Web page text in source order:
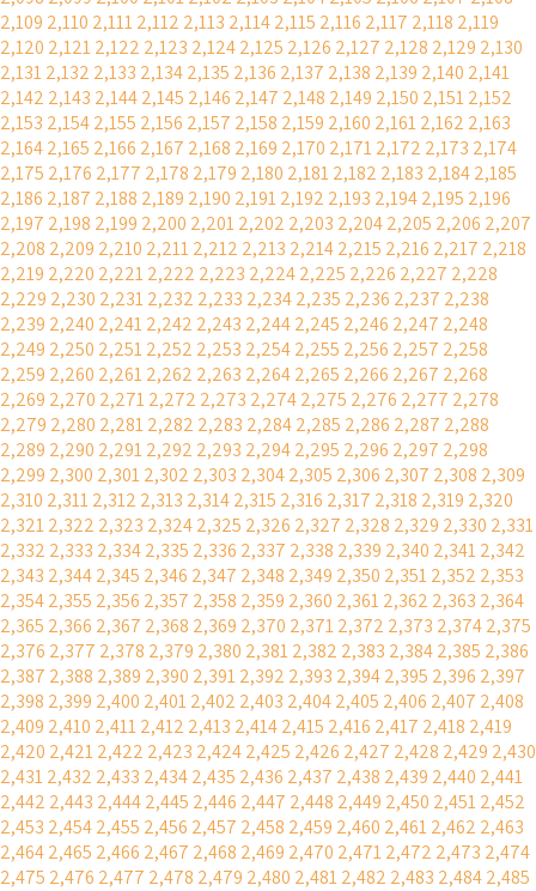
2,109 2,110 2,1112,112 2,113 2,1142,115 2,116 2,117 2,118 2,119
2,120 2,1212,122 2,123 2,1242,125 2,126 2,127 2,128 2,129 2,130
2,1312,132 2,133 2,1342,135 2,136 2,137 2,138 2,139 2,140 2,141
2,142 2,143 2,1442,145 2,146 2,147 2,148 2,149 2,150 2,1512,152
2,153 2,1542,155 2,156 2,157 2,158 2,159 2,160 2,1612,162 2,163
2,1642,165 2,166 2,167 2,168 2,169 2,170 2,1712,172 2,173 2,174
2,175 2,176 2,177 2,178 2,179 2,180 2,1812,182 2,183 2,1842,185
2,186 2,187 2,188 2,189 2,190 2,1912,192 2,193 2,1942,195 2,196
2,197 2,198 2,199 2,200 2,2012,202 2,203 2,2042,205 2,206 2,207
2,208 2,209 2,210 2,2112,212 2,213 2,2142,215 2,216 2,217 2,218
2,219 2,220 2,2212,222 2,223 2,2242,225 2,226 2,227 2,228
2,229 2,230 2,2312,232 2,233 2,2342,235 2,236 2,237 2,238
2,239 2,240 2,2412,242 2,243 2,2442,245 2,246 2,247 2,248
2,249 2,250 2,2512,252 2,253 2,2542,255 2,256 2,257 2,258
2,259 2,260 2,2612,262 2,263 2,2642,265 2,266 2,267 2,268
2,269 2,270 2,2712,272 2,273 2,2742,275 2,276 2,277 2,278
2,279 2,280 2,2812,282 2,283 2,2842,285 2,286 2,287 2,288
2,289 2,290 2,2912,292 2,293 2,2942,295 2,296 2,297 2,298
2,299 2,300 2,3012,302 2,303 2,3042,305 2,306 2,307 2,308 2,309
2,310 2,3112,312 2,313 2,3142,315 2,316 2,317 2,318 2,319 2,320
2,3212,322 2,323 2,3242,325 2,326 2,327 2,328 2,329 2,330 2,331
2,332 2,333 2,3342,335 2,336 2,337 2,338 2,339 2,340 2,3412,342
2,343 2,3442,345 2,346 2,347 2,348 2,349 2,350 2,3512,352 2,353
2,3542,355 2,356 2,357 2,358 2,359 2,360 2,3612,362 2,363 2,364
2,365 2,366 2,367 2,368 2,369 2,370 2,3712,372 2,373 2,3742,375
2,376 2,377 2,378 2,379 2,380 2,3812,382 2,383 2,3842,385 2,386
2,387 2,388 2,389 2,390 2,3912,392 2,393 2,3942,395 2,396 2,397
2,398 2,399 2,400 2,4012,402 2,403 2,4042,405 2,406 2,407 2,408
2,409 2,410 2,4112,412 2,413 2,4142,415 2,416 2,417 2,418 2,419
2,420 2,4212,422 2,423 2,4242,425 2,426 2,427 2,428 2,429 2,430
2,4312,432 2,433 2,4342,435 2,436 2,437 2,438 2,439 2,440 2,441
2,442 2,443 2,4442,445 2,446 2,447 2,448 2,449 2,450 2,4512,452
2,453 2,4542,455 2,456 2,457 2,458 2,459 2,460 2,4612,462 2,463
2,4642,465 2,466 2,467 2,468 2,469 2,470 2,4712,472 2,473 2,474
2,475 2,476 2,477 2,478 2,479 2,480 2,4812,482 2,483 2,4842,485